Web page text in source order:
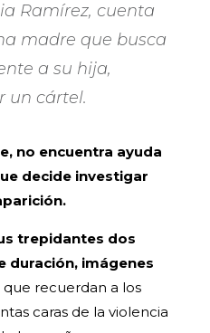
Ramírez, cuenta
madre que busca
a su hija,
un cártel.
no encuentra ayuda
decide investigar
trepidantes dos
duración, imágenes
que recuerdan a los
caras de la violencia